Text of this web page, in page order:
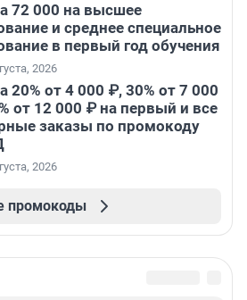
72 000 на высшее
и среднее специальное
в первый год обучения
2026
20% от 4 000 ₽, 30% от 7 000
от 12 000 ₽ на первый и все
заказы по промокоду
2026
промокоды